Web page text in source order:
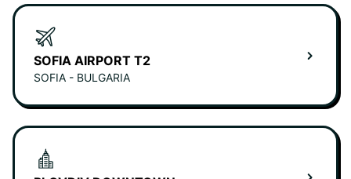
SOFIA AIRPORT T2
SOFIA - BULGARIA